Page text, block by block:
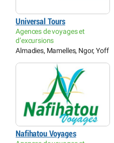
Universal Tours
Agences de voyages et
d’excursions
Almadies, Mamelles, Ngor, Yoff
Nafihatou Voyages